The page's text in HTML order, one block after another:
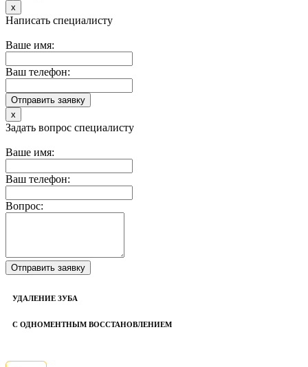
x
Написать специалисту
Ваше имя:
Ваш телефон:
x
Задать вопрос специалисту
Ваше имя:
Ваш телефон:
Вопрос:
УДАЛЕНИЕ ЗУБА
С ОДНОМЕНТНЫМ ВОССТАНОВЛЕНИЕМ